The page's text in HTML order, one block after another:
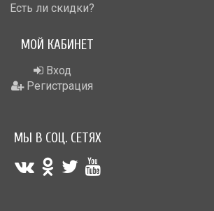
Есть ли скидки?
МОЙ КАБИНЕТ
Вход
Регистрация
МЫ В СОЦ. СЕТЯХ